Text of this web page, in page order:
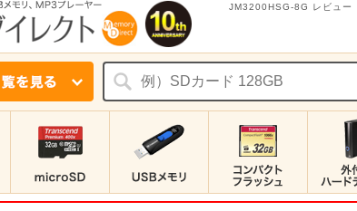
JM3200HSG-8G レビュ